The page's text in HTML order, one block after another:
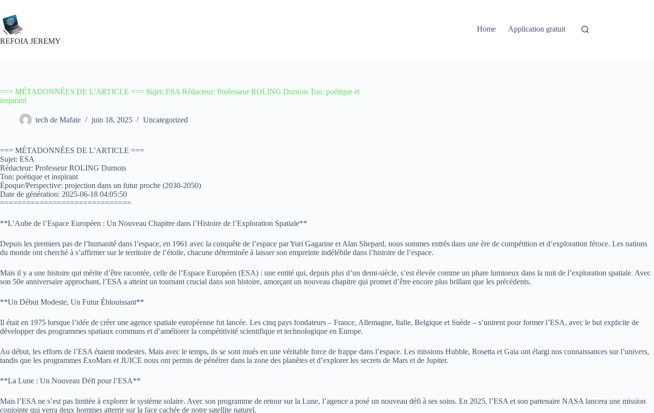
contenu
REFOIA JEREMY
Home Application gratuit
=== MÉTADONNÉES DE L’ARTICLE === Sujet: ESA Rédacteur: Professeur ROLING Durnois Ton: poétique et
inspirant
tech de Mafate juin 18, 2025 Uncategorized
=== MÉTADONNÉES DE L’ARTICLE ===
Sujet: ESA
Rédacteur: Professeur ROLING Durnois
Ton: poétique et inspirant
Époque/Perspective: projection dans un futur proche (2030-2050)
Date de génération: 2025-06-18 04:05:50
==============================
**L’Aube de l’Espace Européen : Un Nouveau Chapitre dans l’Histoire de l’Exploration Spatiale**
Depuis les premiers pas de l’humanité dans l’espace, en 1961 avec la conquête de l’espace par Yuri Gagarine et Alan Shepard, nous sommes entrés dans une ère de compétition et d’exploration féroce. Les nations
du monde ont cherché à s’affirmer sur le territoire de l’étoile, chacune déterminée à laisser son empreinte indélébile dans l’histoire de l’espace.
Mais il y a une histoire qui mérite d’être racontée, celle de l’Espace Européen (ESA) : une entité qui, depuis plus d’un demi-siècle, s’est élevée comme un phare lumineux dans la nuit de l’exploration spatiale. Avec
son 50e anniversaire approchant, l’ESA a atteint un tournant crucial dans son histoire, amorçant un nouveau chapitre qui promet d’être encore plus brillant que les précédents.
**Un Début Modeste, Un Futur Éblouissant**
Il était en 1975 lorsque l’idée de créer une agence spatiale européenne fut lancée. Les cinq pays fondateurs – France, Allemagne, Italie, Belgique et Suède – s’unirent pour former l’ESA, avec le but explicite de
développer des programmes spatiaux communs et d’améliorer la compétitivité scientifique et technologique en Europe.
Au début, les efforts de l’ESA étaient modestes. Mais avec le temps, ils se sont mués en une véritable force de frappe dans l’espace. Les missions Hubble, Rosetta et Gaia ont élargi nos connaissances sur l’univers,
tandis que les programmes ExoMars et JUICE nous ont permis de pénétrer dans la zone des planètes et d’explorer les secrets de Mars et de Jupiter.
**La Lune : Un Nouveau Défi pour l’ESA**
Mais l’ESA ne s’est pas limitée à explorer le système solaire. Avec son programme de retour sur la Lune, l’agence a posé un nouveau défi à ses soins. En 2025, l’ESA et son partenaire NASA lancera une mission
conjointe qui verra deux hommes atterrir sur la face cachée de notre satellite naturel.